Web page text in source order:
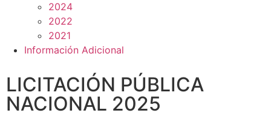
2024
2022
2021
Información Adicional
LICITACIÓN PÚBLICA
NACIONAL 2025